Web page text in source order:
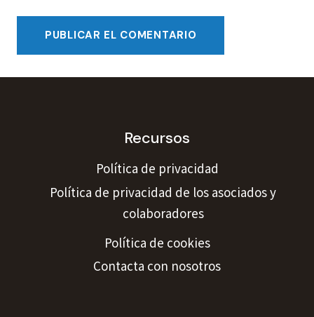
Recursos
Política de privacidad
Política de privacidad de los asociados y
colaboradores
Política de cookies
Contacta con nosotros